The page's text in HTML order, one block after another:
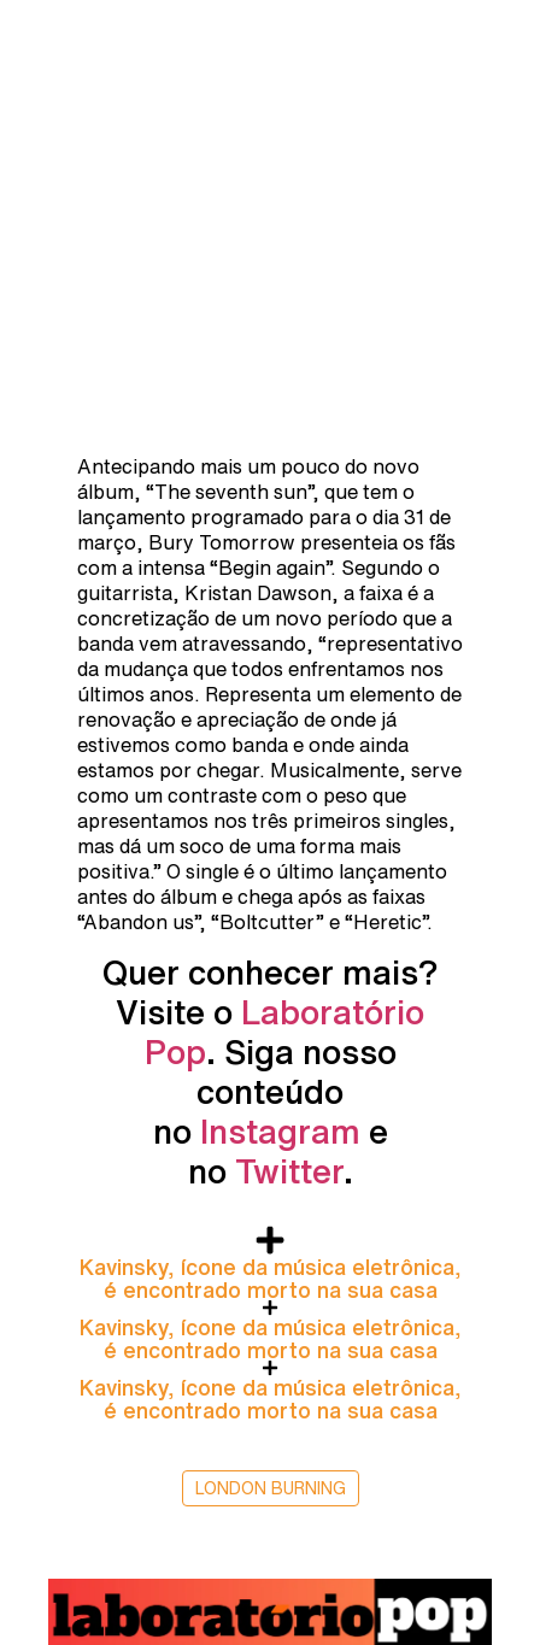
Antecipando mais um pouco do novo
álbum, “The seventh sun”, que tem o
lançamento programado para o dia 31 de
março, Bury Tomorrow presenteia os fãs
com a intensa “Begin again”. Segundo o
guitarrista, Kristan Dawson, a faixa é a
concretização de um novo período que a
banda vem atravessando, “representativo
da mudança que todos enfrentamos nos
últimos anos. Representa um elemento de
renovação e apreciação de onde já
estivemos como banda e onde ainda
estamos por chegar. Musicalmente, serve
como um contraste com o peso que
apresentamos nos três primeiros singles,
mas dá um soco de uma forma mais
positiva.” O single é o último lançamento
antes do álbum e chega após as faixas
“Abandon us”, “Boltcutter” e “Heretic”.
Quer conhecer mais?
Visite o Laboratório
Pop. Siga nosso
conteúdo
no Instagram e
no Twitter.
Kavinsky, ícone da música eletrônica,
é encontrado morto na sua casa
Kavinsky, ícone da música eletrônica,
é encontrado morto na sua casa
Kavinsky, ícone da música eletrônica,
é encontrado morto na sua casa
LONDON BURNING